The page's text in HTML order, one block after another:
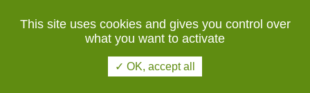
Etablissement support du Groupement Hospitalier de
Territoire du Cher
This site uses cookies and gives you control over
what you want to activate
✓ OK, accept all